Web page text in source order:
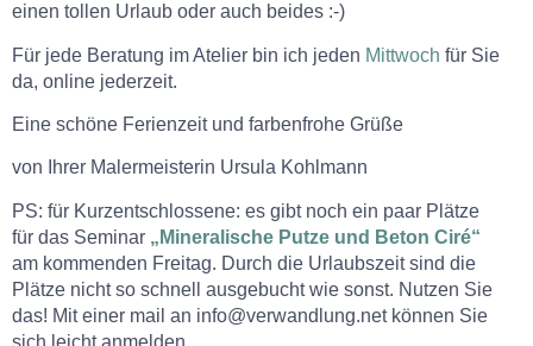
einen tollen Urlaub oder auch beides :-)
Für jede Beratung im Atelier bin ich jeden Mittwoch für Sie
da, online jederzeit.
Eine schöne Ferienzeit und farbenfrohe Grüße
von Ihrer Malermeisterin Ursula Kohlmann
PS: für Kurzentschlossene: es gibt noch ein paar Plätze
für das Seminar „Mineralische Putze und Beton Ciré“
am kommenden Freitag. Durch die Urlaubszeit sind die
Plätze nicht so schnell ausgebucht wie sonst. Nutzen Sie
das! Mit einer mail an info@verwandlung.net können Sie
sich leicht anmelden.